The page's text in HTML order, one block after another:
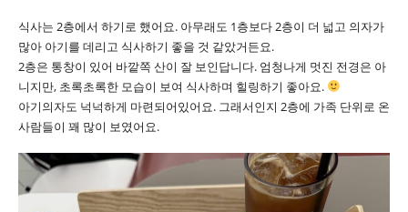
식사는 2층에서 하기로 했어요. 아무래도 1층보다 2층이 더 넓고 의자가
많아 아기를 데리고 식사하기 좋을 것 같았거든요.
2층은 통창이 있어 바깥쪽 산이 잘 보인답니다. 엄청나게 멋진 전경은 아
니지만, 초록초록한 모습이 보여 식사하며 힐링하기 좋아요.
아기의자도 넉넉하게 마련되어있어요. 그래서인지 2층에 가족 단위로 온
사람들이 꽤 많이 보였어요.